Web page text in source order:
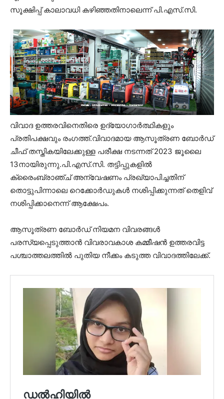
സൂക്ഷിപ്പ് കാലാവധി കഴിഞ്ഞതിനാലെന്ന് പി.എസ്.സി.
വിവാദ ഉത്തരവിനെതിരെ ഉദ്യോഗാർത്ഥികളും
പ്രതിപക്ഷവും രംഗത്ത്.വിവാദമായ ആസൂത്രണ ബോര്‍ഡ്
ചീഫ് തസ്തികയിലേക്കുള്ള പരീക്ഷ നടന്നത് 2023 ജൂലൈ
13നായിരുന്നു.പി.എസ്.സി. തട്ടിപ്പുകളിൽ
ക്രൈംബ്രാഞ്ച് അന്വേഷണം പ്രഖ്യാപിച്ചതിന്
തൊട്ടുപിന്നാലെ റെക്കോർഡുകൾ നശിപ്പിക്കുന്നത് തെളിവ്
നശിപ്പിക്കാനെന്ന് ആക്ഷേപം.
ആസൂത്രണ ബോർഡ് നിയമന വിവരങ്ങൾ
പരസ്യപ്പെടുത്താൻ വിവരാവകാശ കമ്മീഷൻ ഉത്തരവിട്ട
പശ്ചാത്തലത്തിൽ പുതിയ നീക്കം കടുത്ത വിവാദത്തിലേക്ക്.